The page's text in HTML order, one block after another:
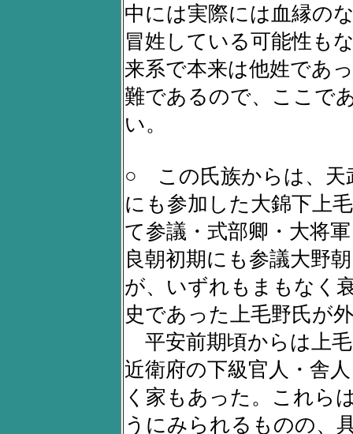
中には実際には血縁の
冒姓している可能性も
来系で本来は他姓であ
難であるので、ここで
い。
○ この氏族からは、天
にも参加した大錦下上
て参議・式部卿・大将
良朝初期にも参議大野
が、いずれもまもなく
史であった上毛野氏が
平安前期頃からは上
近衛府の下級官人・舎
く家もあった。これら
うにみられるものの、